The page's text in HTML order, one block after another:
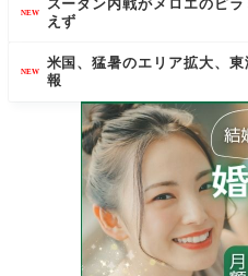
NEW
スーダン内戦がメロエのピ
えず
NEW
米国、猛暑のエリア拡大、
報